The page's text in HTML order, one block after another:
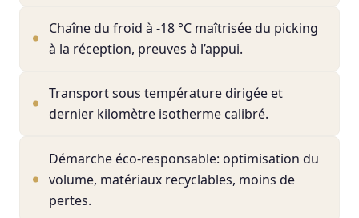
Chaîne du froid à -18 °C maîtrisée du picking
à la réception, preuves à l’appui.
Transport sous température dirigée et
dernier kilomètre isotherme calibré.
Démarche éco-responsable: optimisation du
volume, matériaux recyclables, moins de
pertes.